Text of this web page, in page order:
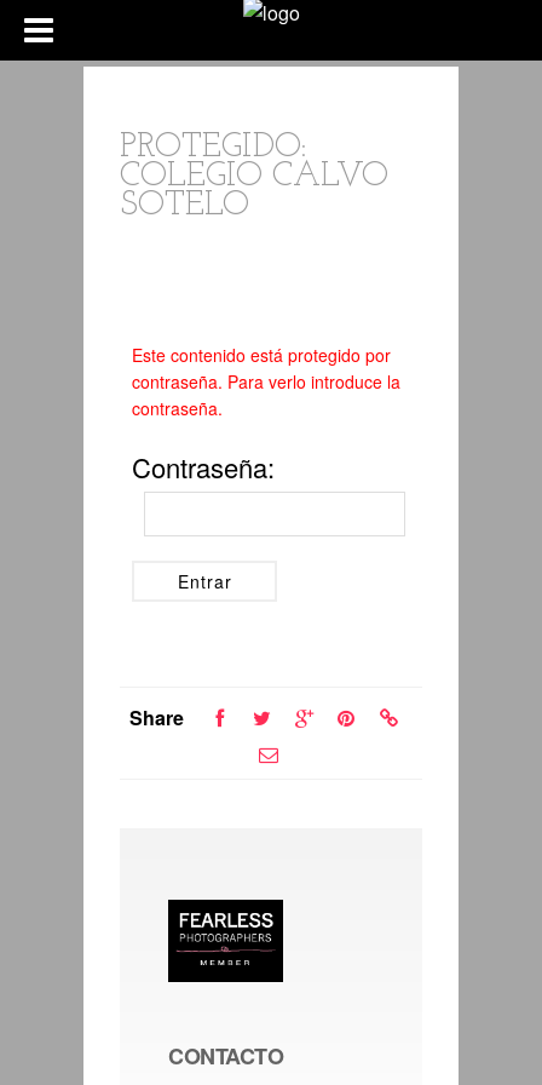
PROTEGIDO:
COLEGIO CALVO
SOTELO
Este contenido está protegido por
contraseña. Para verlo introduce la
contraseña.
Contraseña:
Share
CONTACTO